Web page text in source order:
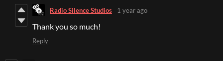
Radio Silence Studios 1 year ago
Thank you so much!
Reply